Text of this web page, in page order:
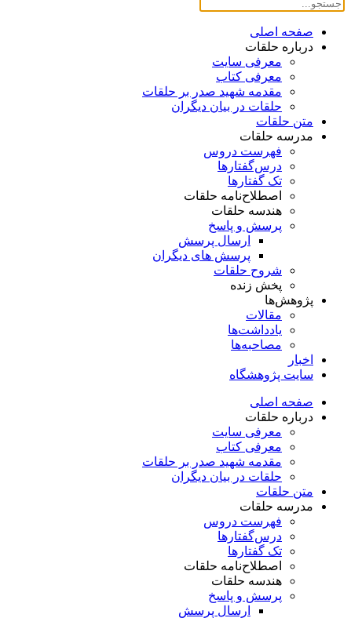
صفحه اصلی
درباره حلقات
معرفی سایت
معرفی کتاب
مقدمه شهید صدر بر حلقات
حلقات در بیان دیگران
متن حلقات
مدرسه حلقات
فهرست دروس
درس‌گفتار‌ها
تک گفتارها
اصطلاح‌نامه حلقات
هندسه حلقات
پرسش و پاسخ
ارسال پرسش
پرسش های دیگران
شروح حلقات
پخش زنده
پژوهش‌ها
مقالات
یادداشت‌ها
مصاحبه‌ها
اخبار
سایت پژوهشگاه
صفحه اصلی
درباره حلقات
معرفی سایت
معرفی کتاب
مقدمه شهید صدر بر حلقات
حلقات در بیان دیگران
متن حلقات
مدرسه حلقات
فهرست دروس
درس‌گفتار‌ها
تک گفتارها
اصطلاح‌نامه حلقات
هندسه حلقات
پرسش و پاسخ
ارسال پرسش